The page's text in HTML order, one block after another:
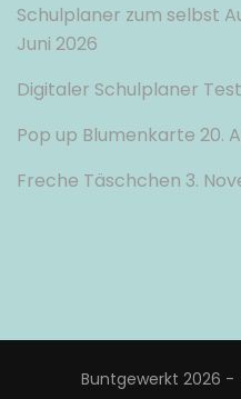
Schulplaner zum selbst
Juni 2026
Digitaler Schulplaner
Pop up Blumenkarte 20.
Freche Täschchen 3.
Buntgewerkt 2026 -